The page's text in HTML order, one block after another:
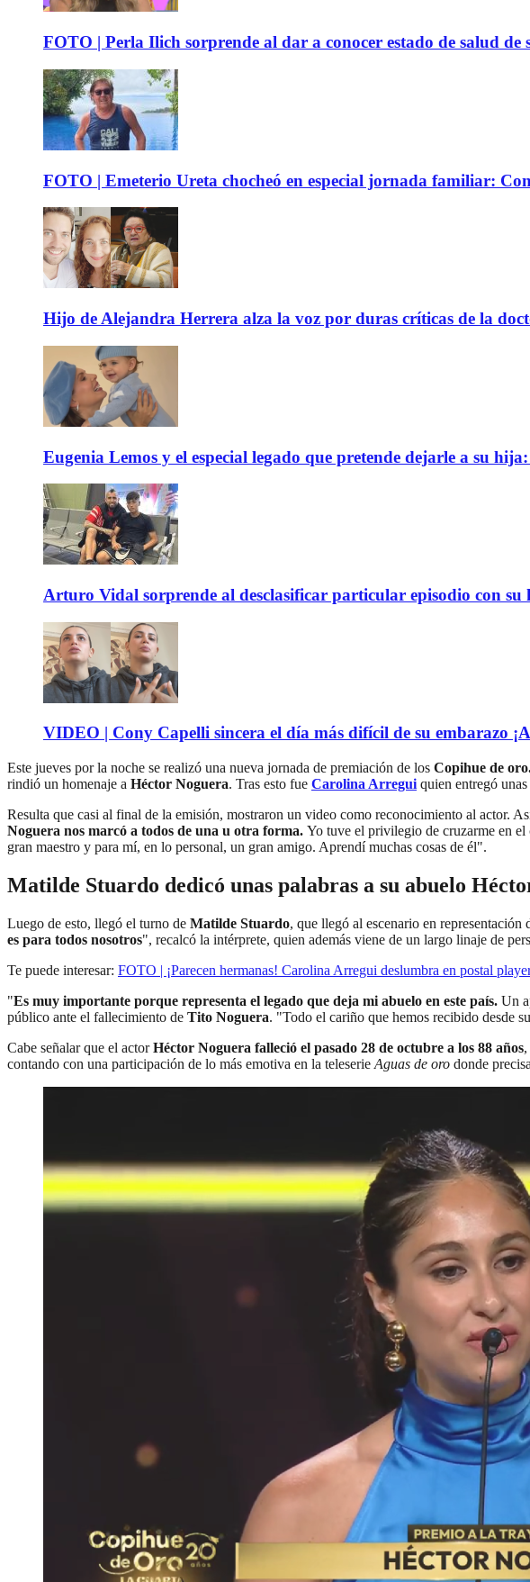
FOTO | Perla Ilich sorprende al dar a conocer estado de salud
FOTO | Emeterio Ureta chocheó en especial jornada familiar:
Hijo de Alejandra Herrera alza la voz por duras críticas de la
Eugenia Lemos y el especial legado que pretende dejarle a su
Arturo Vidal sorprende al desclasificar particular episodio con
VIDEO | Cony Capelli sincera el día más difícil de su embarazo
Este jueves por la noche se realizó una nueva jornada de premiación de los Copihue de
rindió un homenaje a Héctor Noguera. Tras esto fue Carolina Arregui quien entregó
Resulta que casi al final de la emisión, mostraron un video como reconocimiento al actor.
Noguera nos marcó a todos de una u otra forma. Yo tuve el privilegio de cruzarme en el
gran maestro y para mí, en lo personal, un gran amigo. Aprendí muchas cosas de él".
Matilde Stuardo dedicó unas palabras a su abuelo
Luego de esto, llegó el turno de Matilde Stuardo, que llegó al escenario en representación
es para todos nosotros", recalcó la intérprete, quien además viene de un largo linaje de
Te puede interesar: FOTO | ¡Parecen hermanas! Carolina Arregui deslumbra en postal
"Es muy importante porque representa el legado que deja mi abuelo en este país. Un
público ante el fallecimiento de Tito Noguera. "Todo el cariño que hemos recibido desde
Cabe señalar que el actorHéctor Noguera falleció el pasado 28 de octubre a los 88 años
contando con una participación de lo más emotiva en la teleserie Aguas de oro donde